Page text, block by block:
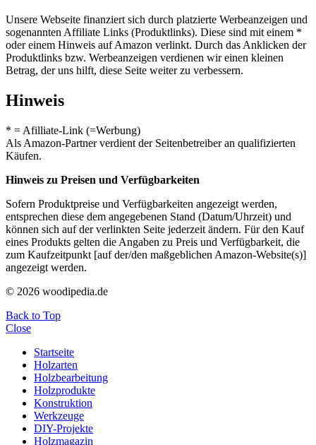
Unsere Webseite finanziert sich durch platzierte Werbeanzeigen und
sogenannten Affiliate Links (Produktlinks). Diese sind mit einem *
oder einem Hinweis auf Amazon verlinkt. Durch das Anklicken der
Produktlinks bzw. Werbeanzeigen verdienen wir einen kleinen
Betrag, der uns hilft, diese Seite weiter zu verbessern.
Hinweis
* = Afilliate-Link (=Werbung)
Als Amazon-Partner verdient der Seitenbetreiber an qualifizierten
Käufen.
Hinweis zu Preisen und Verfügbarkeiten
Sofern Produktpreise und Verfügbarkeiten angezeigt werden,
entsprechen diese dem angegebenen Stand (Datum/Uhrzeit) und
können sich auf der verlinkten Seite jederzeit ändern. Für den Kauf
eines Produkts gelten die Angaben zu Preis und Verfügbarkeit, die
zum Kaufzeitpunkt [auf der/den maßgeblichen Amazon-Website(s)]
angezeigt werden.
© 2026 woodipedia.de
Back to Top
Close
Startseite
Holzarten
Holzbearbeitung
Holzprodukte
Konstruktion
Werkzeuge
DIY-Projekte
Holzmagazin